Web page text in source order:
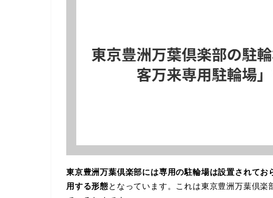
東京豊洲万葉倶楽部には専用の駐輪場は設置されてお
用する形態となっています。これは東京豊洲万葉倶